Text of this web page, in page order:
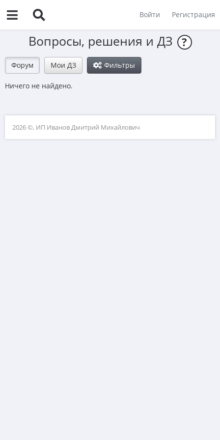
Войти Регистрация
Вопросы, решения и ДЗ ?
Форум Мои ДЗ Фильтры
Ничего не найдено.
2026 ©, ИП Иванов Дмитрий Михайлович